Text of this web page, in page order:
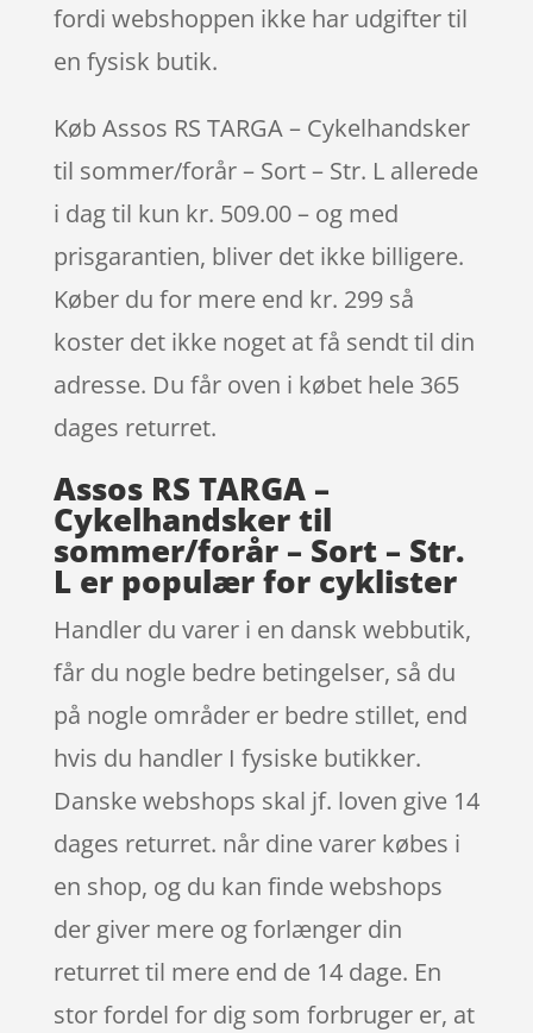
fordi webshoppen ikke har udgifter til
en fysisk butik.
Køb Assos RS TARGA – Cykelhandsker
til sommer/forår – Sort – Str. L allerede
i dag til kun kr. 509.00 – og med
prisgarantien, bliver det ikke billigere.
Køber du for mere end kr. 299 så
koster det ikke noget at få sendt til din
adresse. Du får oven i købet hele 365
dages returret.
Assos RS TARGA –
Cykelhandsker til
sommer/forår – Sort – Str.
L er populær for cyklister
Handler du varer i en dansk webbutik,
får du nogle bedre betingelser, så du
på nogle områder er bedre stillet, end
hvis du handler I fysiske butikker.
Danske webshops skal jf. loven give 14
dages returret. når dine varer købes i
en shop, og du kan finde webshops
der giver mere og forlænger din
returret til mere end de 14 dage. En
stor fordel for dig som forbruger er, at